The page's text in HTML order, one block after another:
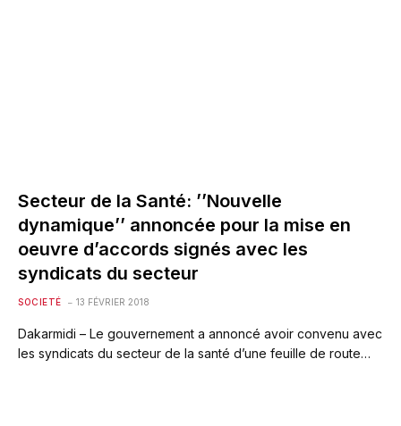
Secteur de la Santé: ’’Nouvelle
dynamique’’ annoncée pour la mise en
oeuvre d’accords signés avec les
syndicats du secteur
SOCIETÉ 13 FÉVRIER 2018
Dakarmidi – Le gouvernement a annoncé avoir convenu avec
les syndicats du secteur de la santé d’une feuille de route…